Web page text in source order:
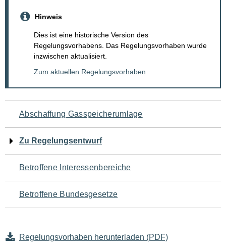
Hinweis
Dies ist eine historische Version des
Regelungsvorhabens. Das Regelungsvorhaben wurde
inzwischen aktualisiert.
Zum aktuellen Regelungsvorhaben
Navigation
für
den
Seiteninhalt
Abschaffung Gasspeicherumlage
Zu Regelungsentwurf
Betroffene Interessenbereiche
Betroffene Bundesgesetze
Regelungsvorhaben herunterladen (PDF)